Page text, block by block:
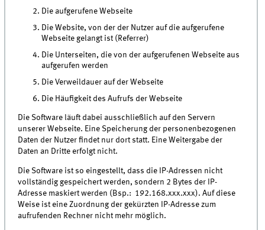
Die aufgerufene Webseite
Die Website, von der der Nutzer auf die aufgerufene
Webseite gelangt ist (Referrer)
Die Unterseiten, die von der aufgerufenen Webseite aus
aufgerufen werden
Die Verweildauer auf der Webseite
Die Häufigkeit des Aufrufs der Webseite
Die Software läuft dabei ausschließlich auf den Servern
unserer Webseite. Eine Speicherung der personenbezogenen
Daten der Nutzer findet nur dort statt. Eine Weitergabe der
Daten an Dritte erfolgt nicht.
Die Software ist so eingestellt, dass die IP-Adressen nicht
vollständig gespeichert werden, sondern 2 Bytes der IP-
Adresse maskiert werden (Bsp.: 192.168.xxx.xxx). Auf diese
Weise ist eine Zuordnung der gekürzten IP-Adresse zum
aufrufenden Rechner nicht mehr möglich.